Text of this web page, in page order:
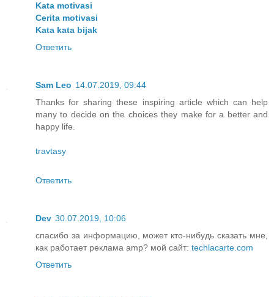
Kata motivasi
Cerita motivasi
Kata kata bijak
Ответить
Sam Leo 14.07.2019, 09:44
Thanks for sharing these inspiring article which can help
many to decide on the choices they make for a better and
happy life.
travtasy
Ответить
Dev 30.07.2019, 10:06
спасибо за информацию, может кто-нибудь сказать мне,
как работает реклама amp? мой сайт: techlacarte.com
Ответить